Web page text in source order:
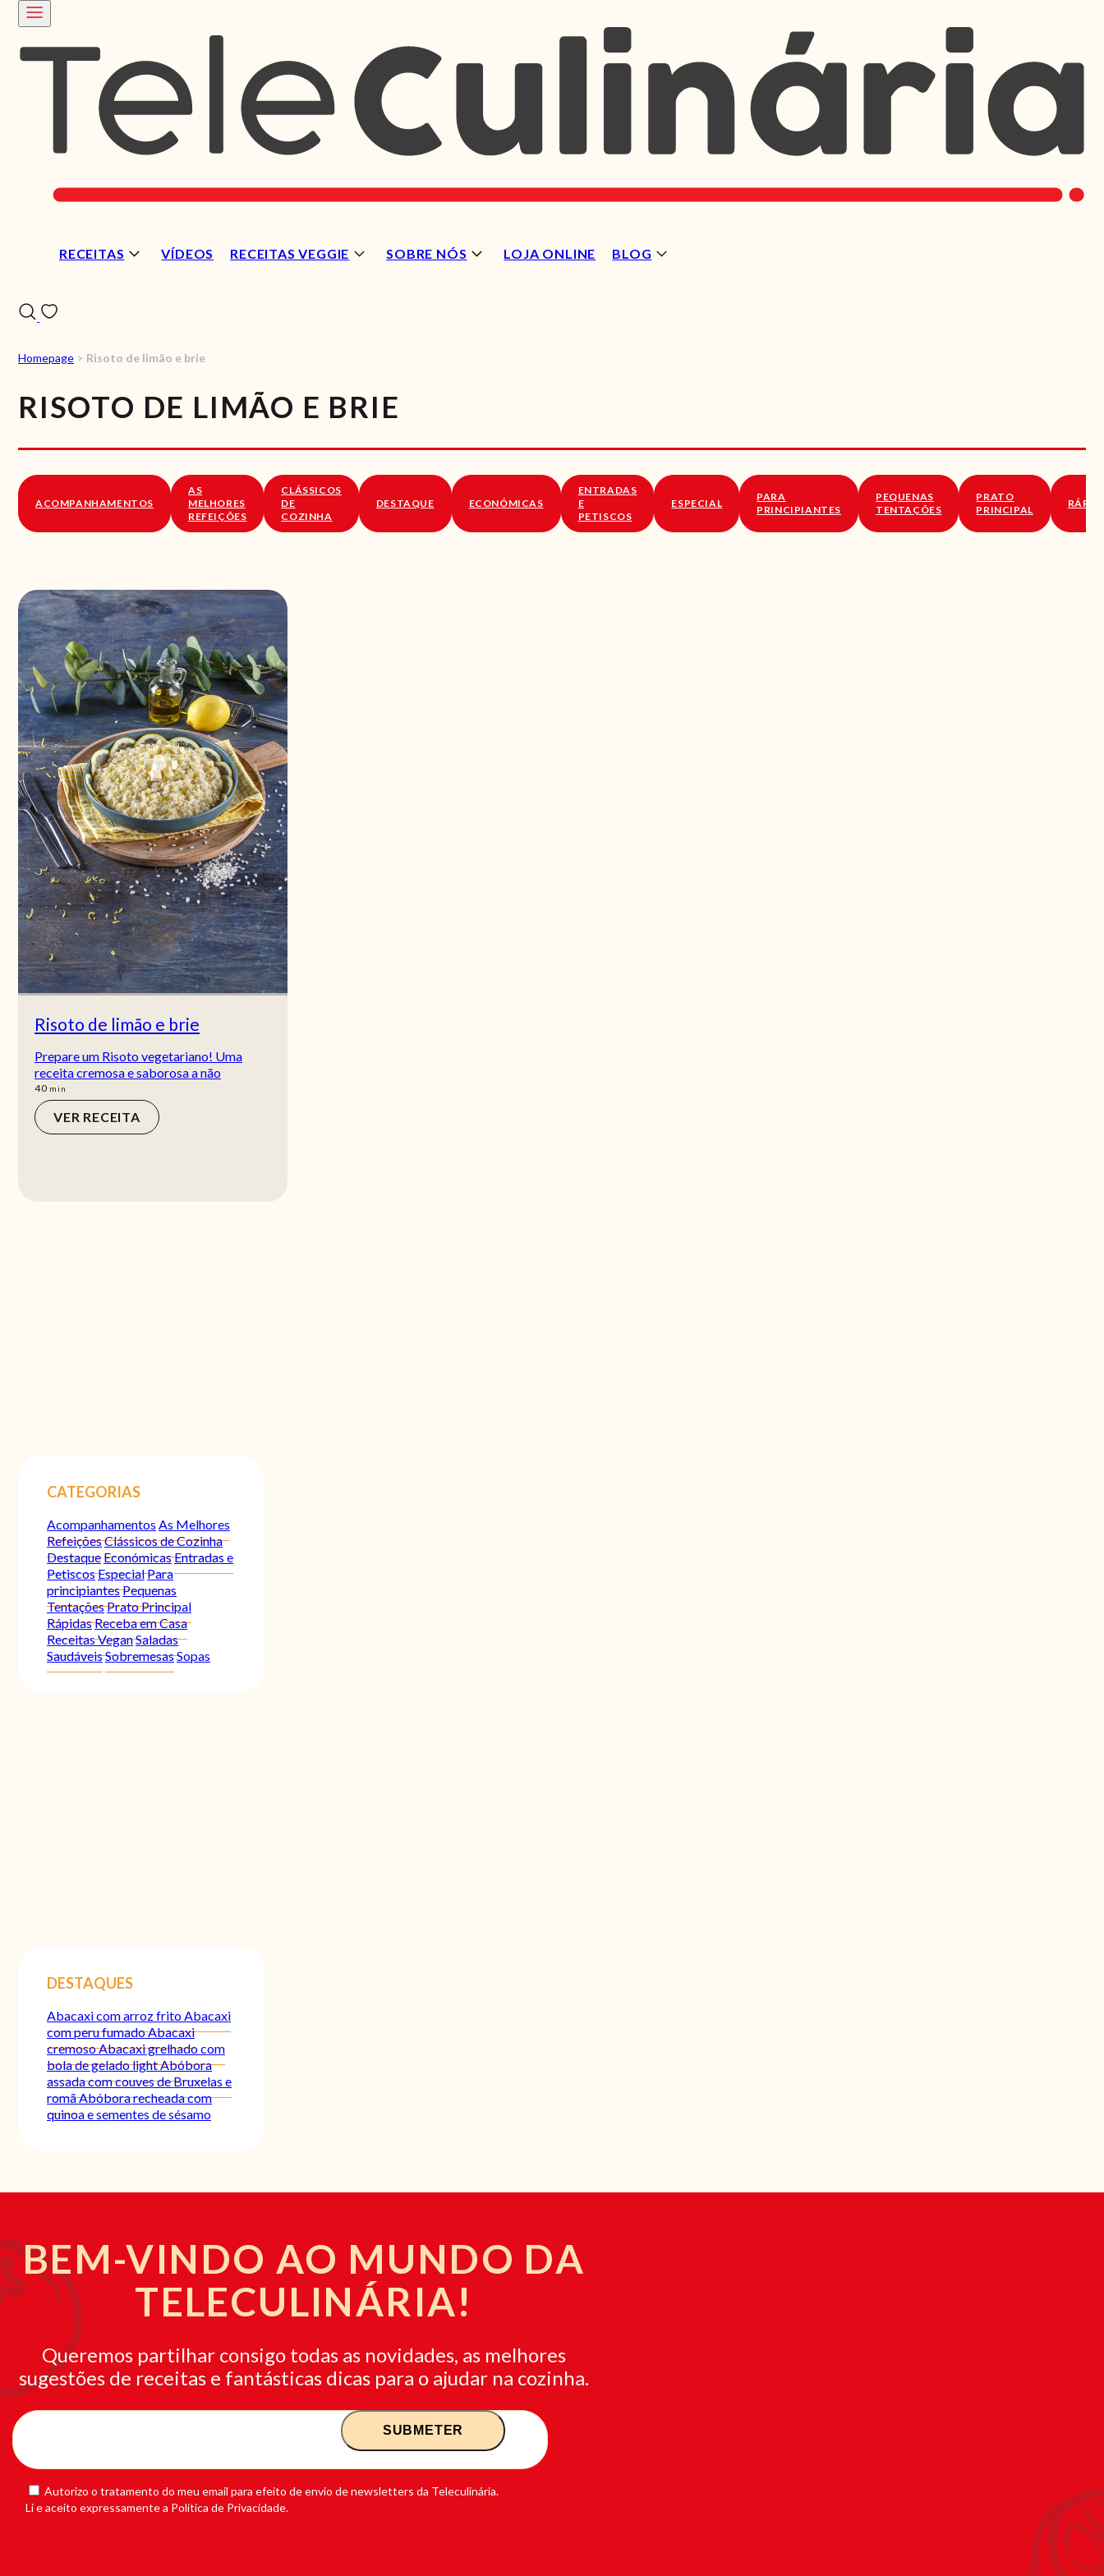
RECEITAS VÍDEOS RECEITAS VEGGIE SOBRE NÓS LOJA ONLINE BLOG
SOBRE NÓS
Homepage > Risoto de limão e brie
RISOTO DE LIMÃO E BRIE
ACOMPANHAMENTOS
AS
MELHORES
REFEIÇÕES
CLÁSSICOS
DE
COZINHA
DESTAQUE ECONÓMICAS
ENTRADAS
E
PETISCOS
ESPECIAL
PARA
PRINCIPIANTES
PEQUENAS
TENTAÇÕES
PRATO
PRINCIPAL
Risoto de limão e brie
Prepare um Risoto vegetariano! Uma
receita cremosa e saborosa a não
40min
min
VER RECEITA
CATEGORIAS
Acompanhamentos As Melhores
RefeiçõesClássicos de Cozinha
Destaque EconómicasEntradas e
PetiscosEspecialPara
principiantesPequenas
TentaçõesPrato Principal
RápidasReceba em Casa
Receitas VeganSaladas
SaudáveisSobremesasSopas
DESTAQUES
Abacaxi com arroz fritoAbacaxi
com peru fumadoAbacaxi
cremosoAbacaxi grelhado com
bola de gelado lightAbóbora
assada com couves de Bruxelas e
romãAbóbora recheada com
quinoa e sementes de sésamo
BEM-VINDO AO MUNDO DA
TELECULINÁRIA!
Queremos partilhar consigo todas as novidades, as melhores
sugestões de receitas e fantásticas dicas para o ajudar na cozinha.
Autorizo o tratamento do meu email para efeito de envio de newsletters da Teleculinária.
Li e aceito expressamente a Política de Privacidade.